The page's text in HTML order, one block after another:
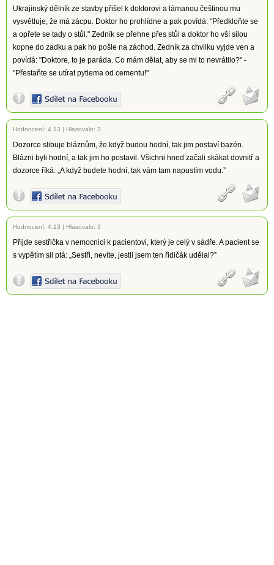
Ukrajinský dělník ze stavby přišel k doktorovi a lámanou češtinou mu
vysvětluje, že má zácpu. Doktor ho prohlídne a pak povídá: "Předkloňte se
a opřete se tady o stůl." Zedník se přehne přes stůl a doktor ho vší silou
kopne do zadku a pak ho pošle na záchod. Zedník za chvilku vyjde ven a
povídá: "Doktore, to je paráda. Co mám dělat, aby se mi to nevrátilo?" -
"Přestaňte se utírat pytlema od cementu!"
Hodnocení: 4.13 | Hlasovalo: 3
Dozorce slibuje bláznům, že když budou hodní, tak jim postaví bazén.
Blázni byli hodní, a tak jim ho postavil. Všichni hned začali skákat dovnitř a
dozorce říká: „A když budete hodní, tak vám tam napustím vodu.”
Hodnocení: 4.13 | Hlasovalo: 3
Přijde sestřička v nemocnici k pacientovi, který je celý v sádře. A pacient se
s vypětím sil ptá: „Sestři, nevíte, jestli jsem ten řidičák udělal?”